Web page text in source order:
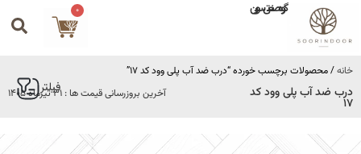
گروه صنعتی سورین 0
خانه/ محصولات برچسب خورده “درب ضد آب پلی وود کد 17”
فیلتر درب ضد آب پلی وود کد
17
آخرین بروزرسانی قیمت ها : 31 تیرماه 1405